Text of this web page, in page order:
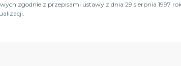
zgodnie z przepisami ustawy z dnia 29 sierpnia 1997